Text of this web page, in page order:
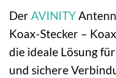
DerAVINITY
Koax-Stecker –
die ideale Lösung
und sichere